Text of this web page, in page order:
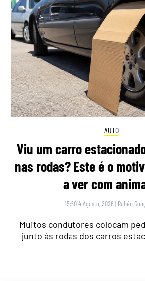
AUTO
Viu um carro
nas rodas? Este é o
a ver com
15:50 4 Agosto, 2026 | Rubén
Muitos condutores colocam
junto às rodas dos carros